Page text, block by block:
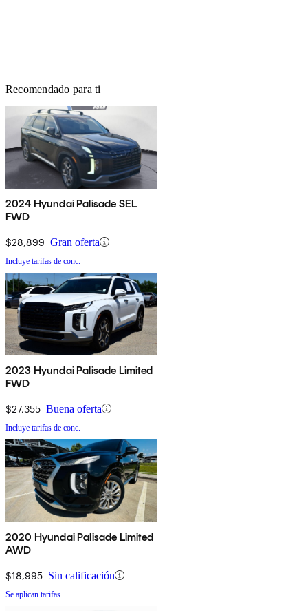
Recomendado para ti
2024 Hyundai Palisade SEL
FWD
$28,899 Gran oferta
Incluye tarifas de conc.
2023 Hyundai Palisade Limited
FWD
$27,355 Buena oferta
Incluye tarifas de conc.
2020 Hyundai Palisade Limited
AWD
$18,995 Sin calificación
Se aplican tarifas